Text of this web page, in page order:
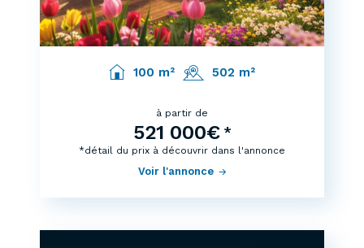
100 m² 502 m²
à partir de
521 000€ *
Voir l'annonce
*détail du prix à découvrir dans l'annonce